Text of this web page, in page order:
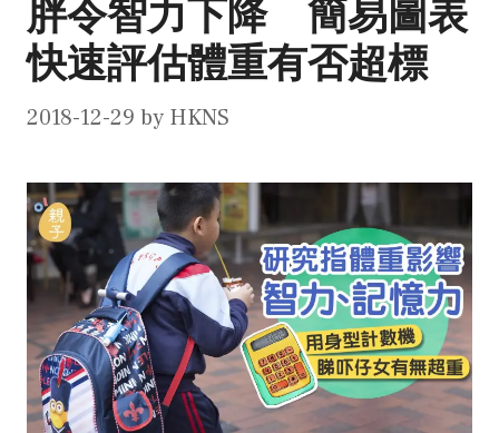
胖令智力下降 簡易圖表
快速評估體重有否超標
2018-12-29 by HKNS